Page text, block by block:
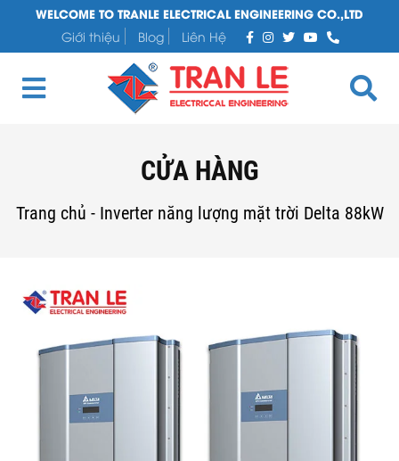
WELCOME TO TRANLE ELECTRICAL ENGINEERING CO.,LTD
Giới thiệu
Blog Liên Hệ
CỬA HÀNG
Trang chủ - Inverter năng lượng mặt trời Delta 88kW